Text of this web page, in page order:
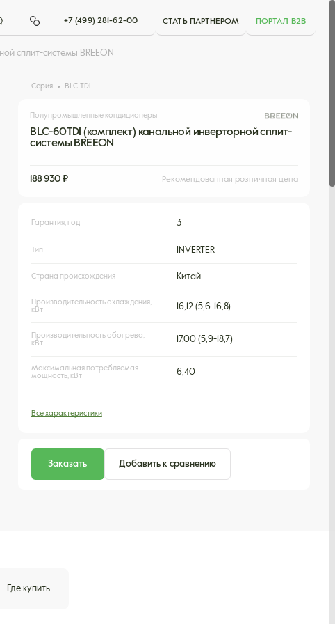
+7 (499) 281-62-00 СТАТЬ ПАРТНЕРОМ ПОРТАЛ B2B
сплит-системы BREEON
Серия BLC-TDI
Полупромышленные кондиционеры
BLC-60TDI (комплект) канальной инверторной сплит-
системы BREEON
188 930 ₽ Рекомендованная розничная цена
Гарантия, год 3
Тип INVERTER
Страна происхождения Китай
Производительность охлаждения,
кВт
16,12 (5,6-16,8)
Производительность обогрева,
кВт
17,00 (5,9-18,7)
Максимальная потребляемая
мощность, кВт
6,40
Все характеристики
Заказать Добавить к сравнению
Где купить